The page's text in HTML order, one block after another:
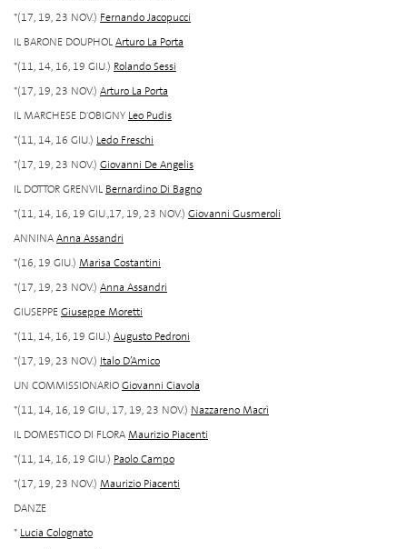
*(17, 19, 23 NOV.) Fernando Jacopucci
IL BARONE DOUPHOLArturo La Porta
*(11, 14, 16, 19 GIU.) Rolando Sessi
*(17, 19, 23 NOV.) Arturo La Porta
IL MARCHESE D'OBIGNY Leo Pudis
*(11, 14, 16 GIU.) Ledo Freschi
*(17, 19, 23 NOV.) Giovanni De Angelis
IL DOTTOR GRENVIL Bernardino Di Bagno
*(11, 14, 16, 19 GIU.,17, 19, 23 NOV.) Giovanni Gusmeroli
ANNINAAnna Assandri
*(16, 19 GIU.) Marisa Costantini
*(17, 19, 23 NOV.) Anna Assandri
GIUSEPPEGiuseppe Moretti
*(11, 14, 16, 19 GIU.) Augusto Pedroni
*(17, 19, 23 NOV.) Italo D’Amico
UN COMMISSIONARIOGiovanni Ciavola
*(11, 14, 16, 19 GIU., 17, 19, 23 NOV.) Nazzareno Macrì
IL DOMESTICO DI FLORAMaurizio Piacenti
*(11, 14, 16, 19 GIU.) Paolo Campo
*(17, 19, 23 NOV.) Maurizio Piacenti
DANZE
* Lucia Colognato